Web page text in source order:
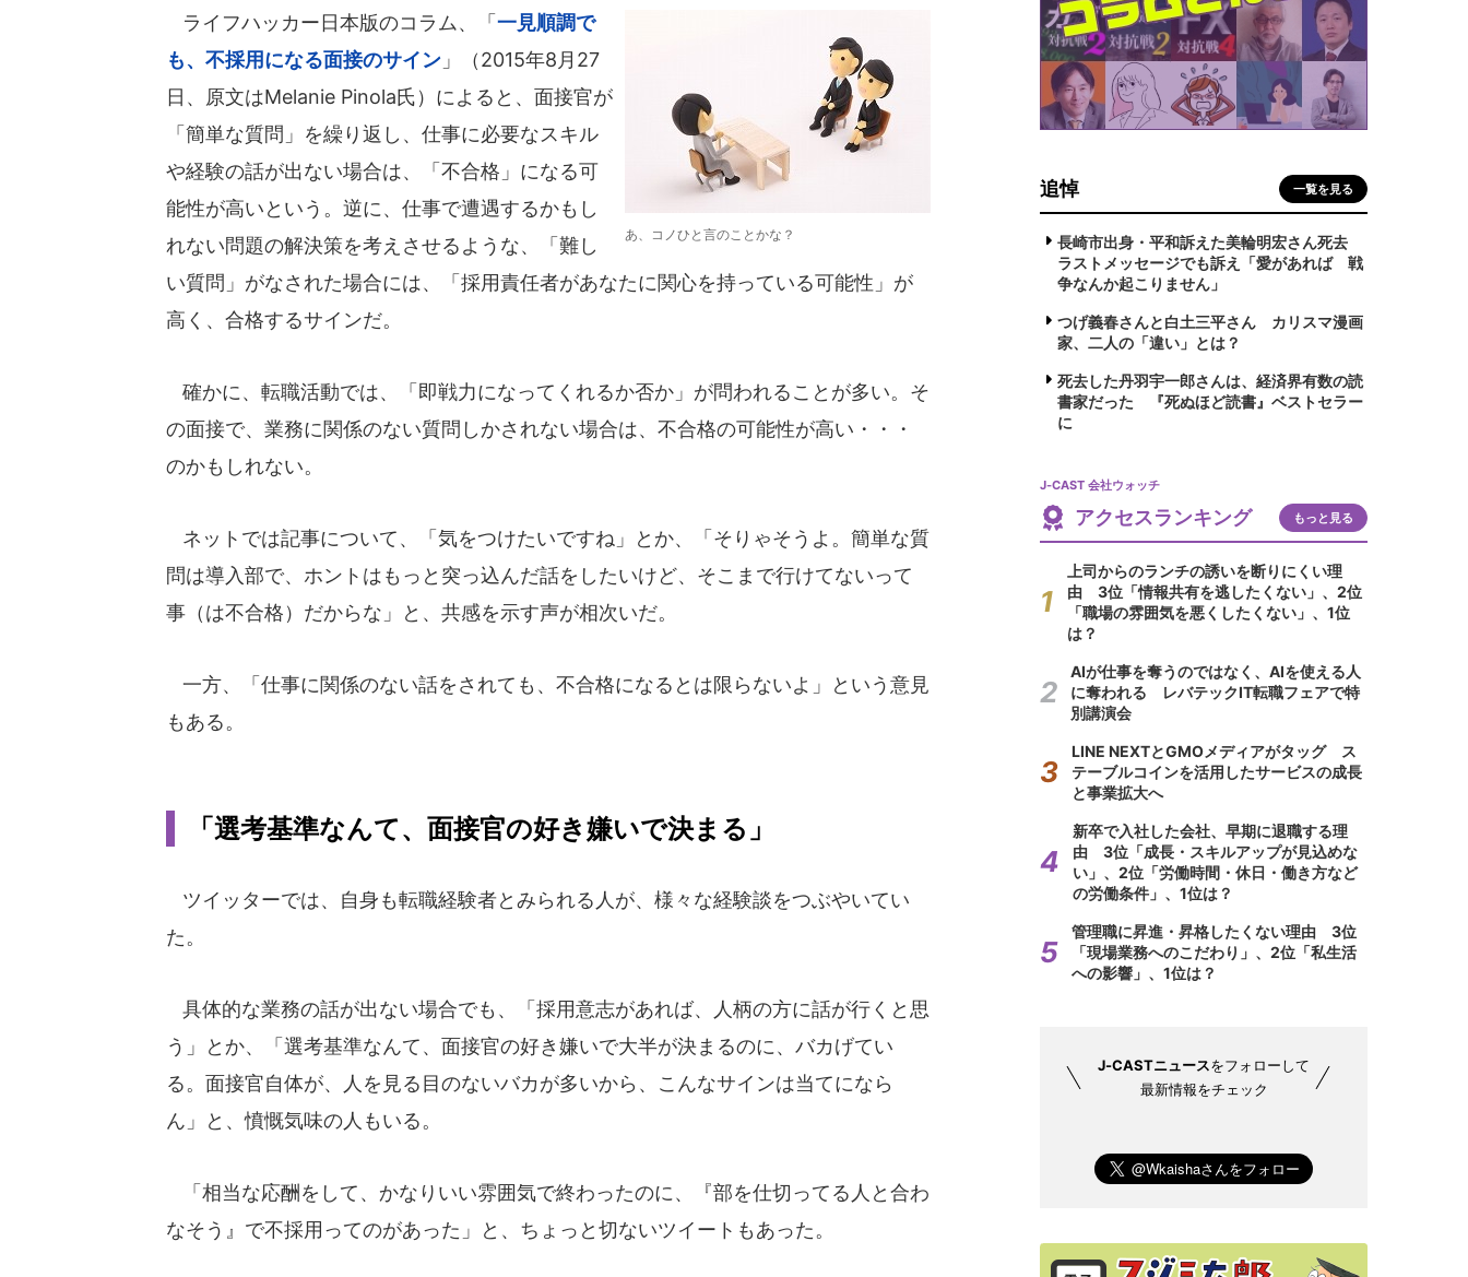
あ、コノひと言のことかな？
ライフハッカー日本版のコラム、「 一見順調で
も、不採用になる面接のサイン 」（2015年8月27
日、原文はMelanie Pinola氏）によると、面接官が
「簡単な質問」を繰り返し、仕事に必要なスキル
や経験の話が出ない場合は、「不合格」になる可
能性が高いという。逆に、仕事で遭遇するかもし
れない問題の解決策を考えさせるような、「難し
い質問」がなされた場合には、「採用責任者があなたに関心を持っている可能性」が
高く、合格するサインだ。
確かに、転職活動では、「即戦力になってくれるか否か」が問われることが多い。そ
の面接で、業務に関係のない質問しかされない場合は、不合格の可能性が高い・・・
のかもしれない。
ネットでは記事について、「気をつけたいですね」とか、「そりゃそうよ。簡単な質
問は導入部で、ホントはもっと突っ込んだ話をしたいけど、そこまで行けてないって
事（は不合格）だからな」と、共感を示す声が相次いだ。
一方、「仕事に関係のない話をされても、不合格になるとは限らないよ」という意見
もある。
「選考基準なんて、面接官の好き嫌いで決まる」
ツイッターでは、自身も転職経験者とみられる人が、様々な経験談をつぶやいてい
た。
具体的な業務の話が出ない場合でも、「採用意志があれば、人柄の方に話が行くと思
う」とか、「選考基準なんて、面接官の好き嫌いで大半が決まるのに、バカげてい
る。面接官自体が、人を見る目のないバカが多いから、こんなサインは当てになら
ん」と、憤慨気味の人もいる。
「相当な応酬をして、かなりいい雰囲気で終わったのに、『部を仕切ってる人と合わ
なそう』で不採用ってのがあった」と、ちょっと切ないツイートもあった。
追悼 一覧を見る
長崎市出身・平和訴えた美輪明宏さん死去
ラストメッセージでも訴え「愛があれば 戦
争なんか起こりません」
つげ義春さんと白土三平さん カリスマ漫画
家、二人の「違い」とは？
死去した丹羽宇一郎さんは、経済界有数の読
書家だった 『死ぬほど読書』ベストセラー
に
J-CAST 会社ウォッチ
アクセスランキング もっと見る
上司からのランチの誘いを断りにくい理
由 3位「情報共有を逃したくない」、2位
「職場の雰囲気を悪くしたくない」、1位
は？
AIが仕事を奪うのではなく、AIを使える人
に奪われる レバテックIT転職フェアで特
別講演会
LINE NEXTとGMOメディアがタッグ ス
テーブルコインを活用したサービスの成長
と事業拡大へ
新卒で入社した会社、早期に退職する理
由 3位「成長・スキルアップが見込めな
い」、2位「労働時間・休日・働き方など
の労働条件」、1位は？
管理職に昇進・昇格したくない理由 3位
「現場業務へのこだわり」、2位「私生活
への影響」、1位は？
J-CASTニュースをフォローして
最新情報をチェック